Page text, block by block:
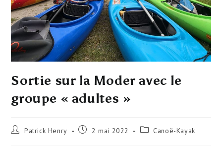
Sortie sur la Moder avec le
groupe « adultes »
Patrick Henry 2 mai 2022 Canoë-Kayak